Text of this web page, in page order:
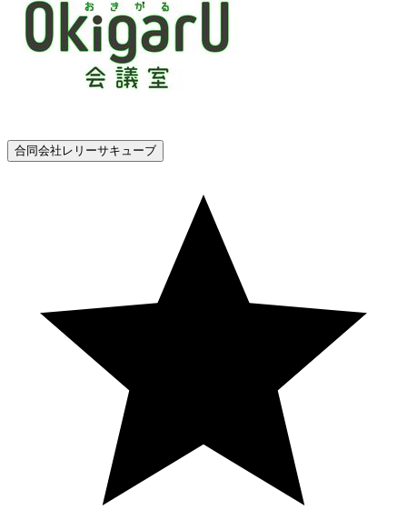
合同会社レリーサキューブ